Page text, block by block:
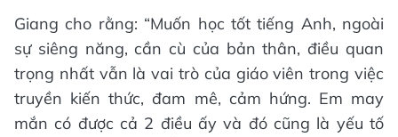
Giang cho rằng: “Muốn học tốt tiếng Anh, ngoài
sự siêng năng, cần cù của bản thân, điều quan
trọng nhất vẫn là vai trò của giáo viên trong việc
truyền kiến thức, đam mê, cảm hứng. Em may
mắn có được cả 2 điều ấy và đó cũng là yếu tố